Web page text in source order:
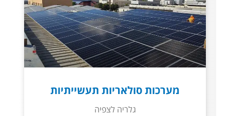
מערכות סולאריות תעשייתיות
גלריה לצפיה